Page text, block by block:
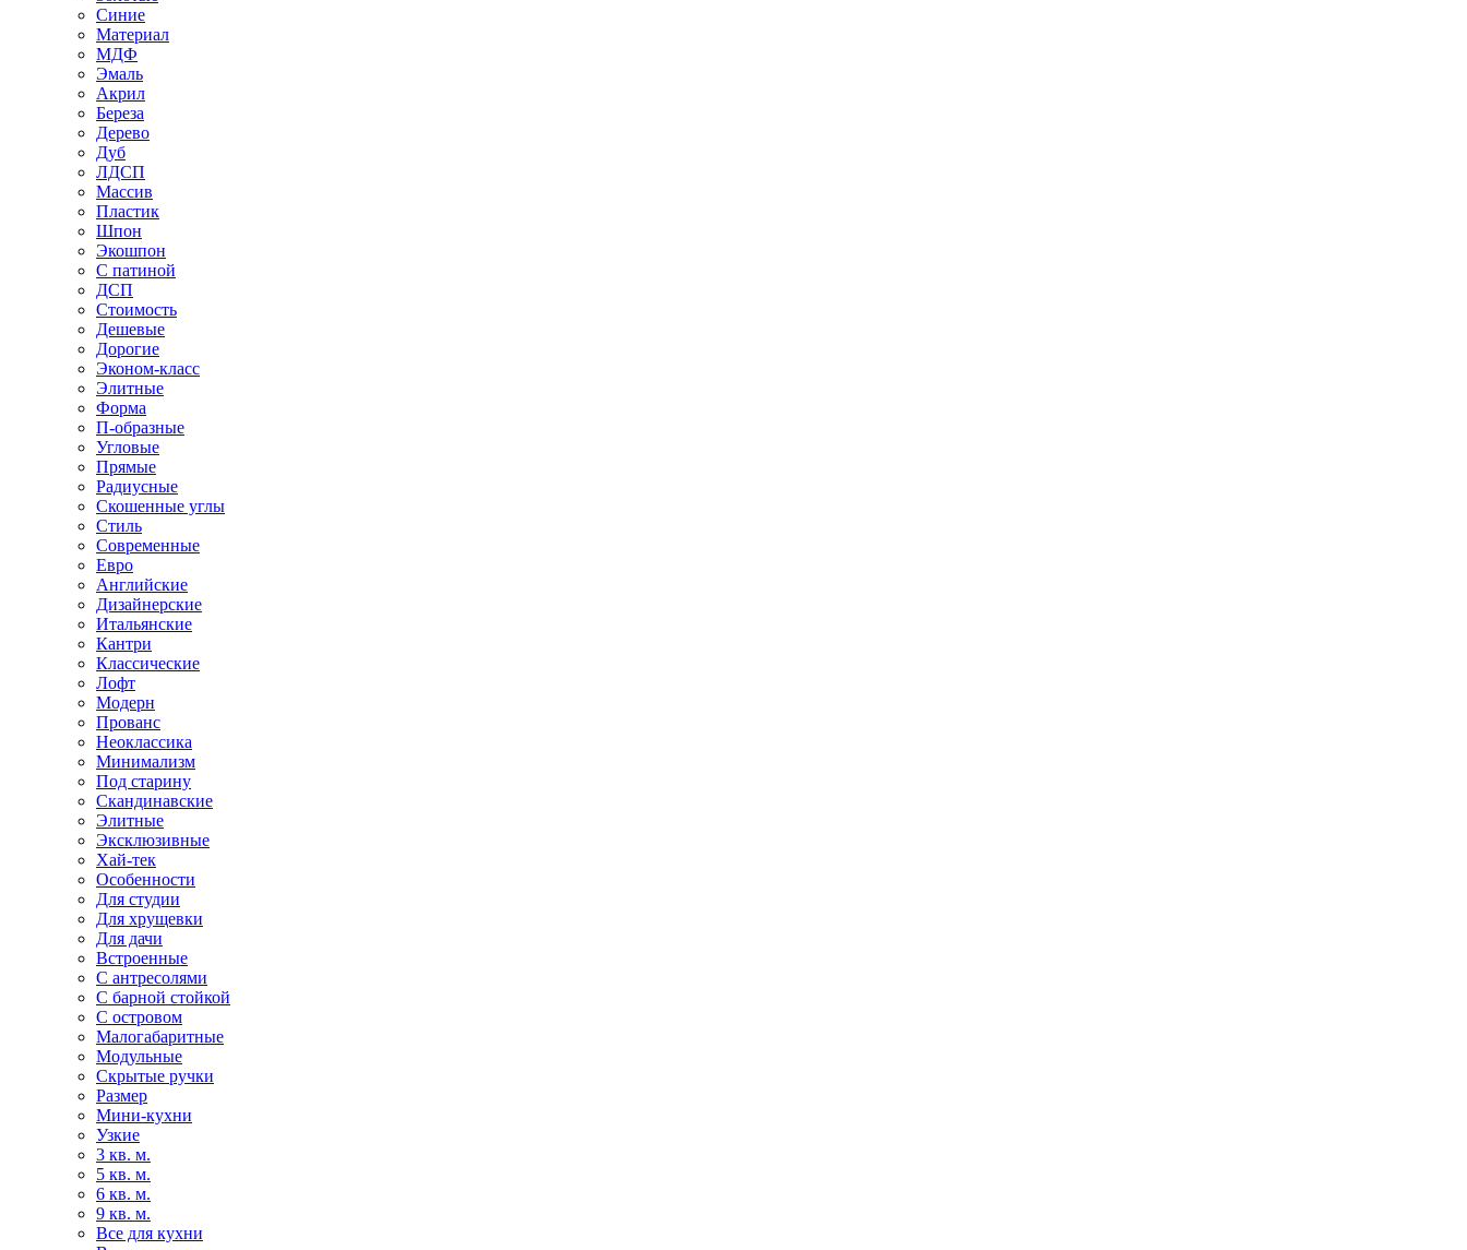
Синие
Материал
МДФ
Эмаль
Акрил
Береза
Дерево
Дуб
ЛДСП
Массив
Пластик
Шпон
Экошпон
С патиной
ДСП
Стоимость
Дешевые
Дорогие
Эконом-класс
Элитные
Форма
П-образные
Угловые
Прямые
Радиусные
Скошенные углы
Стиль
Современные
Евро
Английские
Дизайнерские
Итальянские
Кантри
Классические
Лофт
Модерн
Прованс
Неоклассика
Минимализм
Под старину
Скандинавские
Элитные
Эксклюзивные
Хай-тек
Особенности
Для студии
Для хрущевки
Для дачи
Встроенные
С антресолями
С барной стойкой
С островом
Малогабаритные
Модульные
Скрытые ручки
Размер
Мини-кухни
Узкие
3 кв. м.
5 кв. м.
6 кв. м.
9 кв. м.
Все для кухни